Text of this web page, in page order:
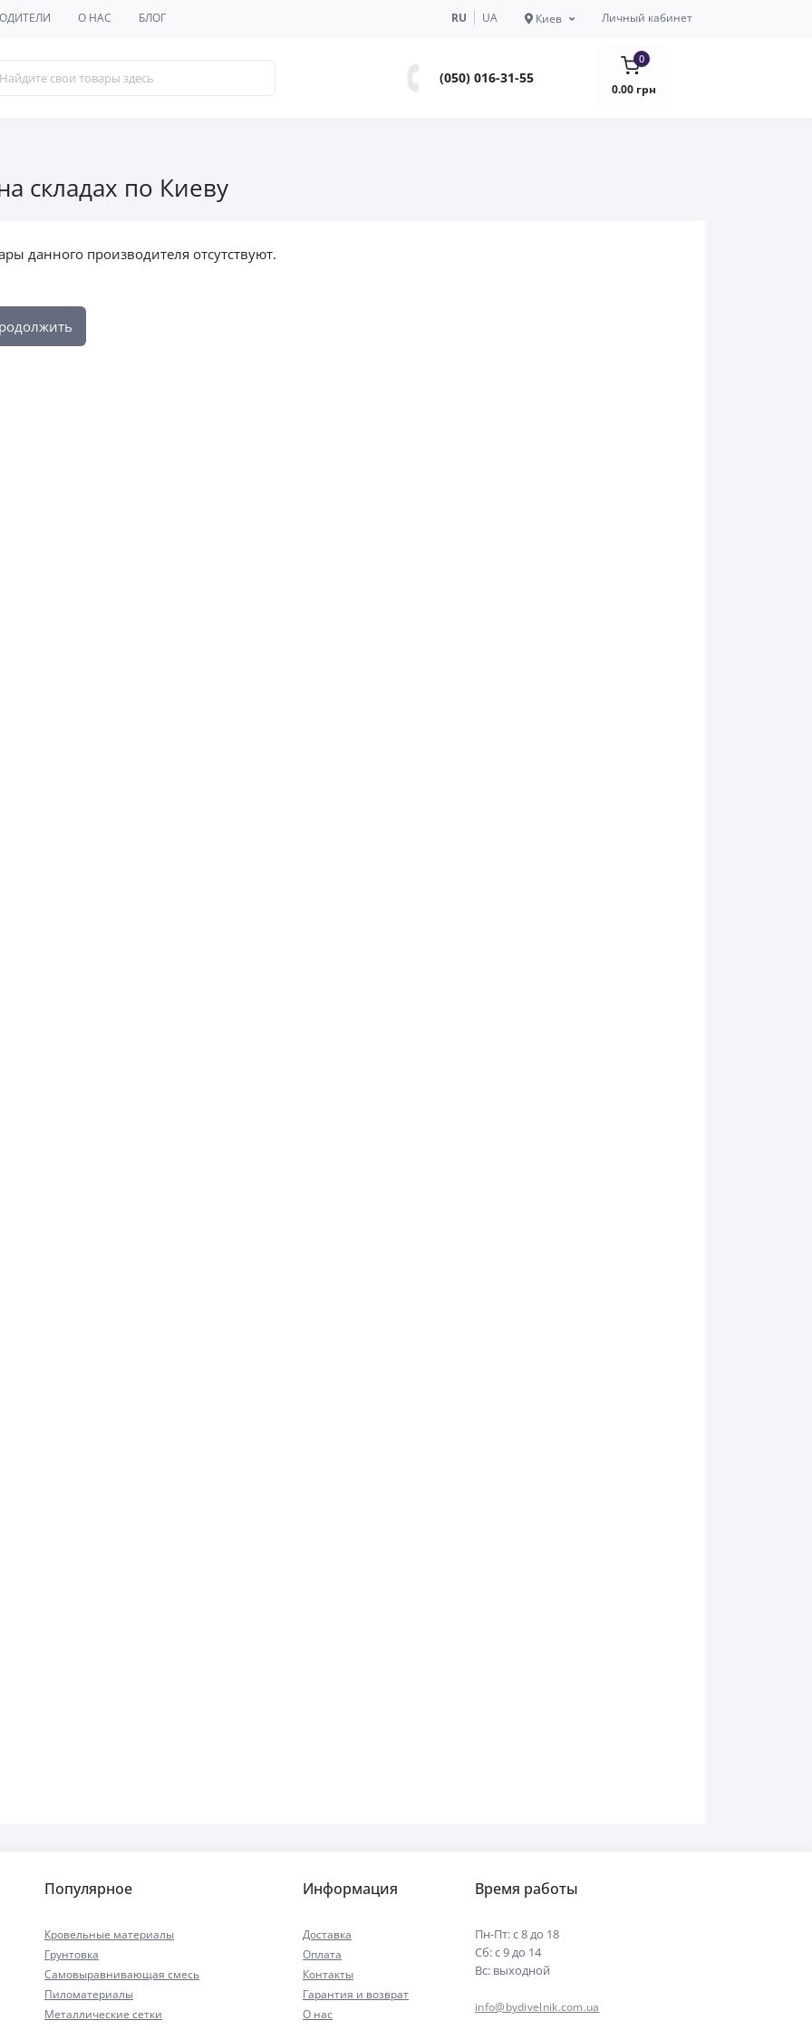
О НАС БЛОГ RU UA Киев Личный кабинет
(050) 016-31-55
0
0.00 грн
складах по Киеву
данного производителя отсутствуют.
Популярное
Кровельные материалы
Грунтовка
Самовыравнивающая смесь
Пиломатериалы
Металлические сетки
Информация
Доставка
Оплата
Контакты
Гарантия и возврат
О нас
Время работы
Пн-Пт: с 8 до 18
Сб: с 9 до 14
Вс: выходной
info@bydivelnik.com.ua